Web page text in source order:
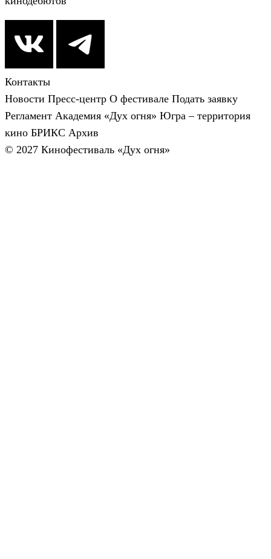
Контакты
Новости Пресс-центр О фестивале Подать заявку
Регламент Академия «Дух огня» Югра – территория
кино БРИКС Архив
© 2027 Кинофестиваль «Дух огня»